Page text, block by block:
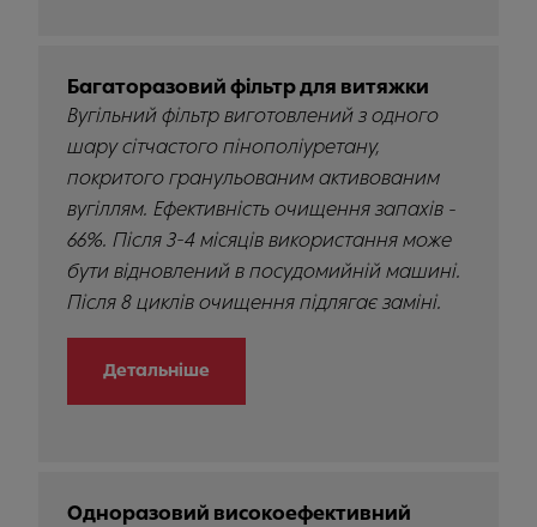
Багаторазовий фільтр для витяжки
Вугільний фільтр виготовлений з одного
шару сітчастого пінополіуретану,
покритого гранульованим активованим
вугіллям. Ефективність очищення запахів -
66%. Після 3-4 місяців використання може
бути відновлений в посудомийній машині.
Після 8 циклів очищення підлягає заміні.
Детальніше
Одноразовий високоефективний